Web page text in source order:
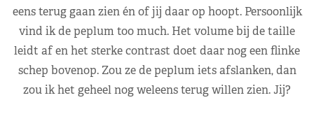
eens terug gaan zien én of jij daar op hoopt. Persoonlijk
vind ik de peplum too much. Het volume bij de taille
leidt af en het sterke contrast doet daar nog een flinke
schep bovenop. Zou ze de peplum iets afslanken, dan
zou ik het geheel nog weleens terug willen zien. Jij?